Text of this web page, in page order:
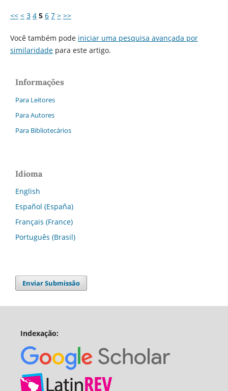
<< < 3 4 5 6 7 > >>
Você também pode iniciar uma pesquisa avançada por
similaridadepara este artigo.
Informações
Para Leitores
Para Autores
Para Bibliotecários
Idioma
English
Español (España)
Français (France)
Português (Brasil)
Enviar Submissão
Indexação: